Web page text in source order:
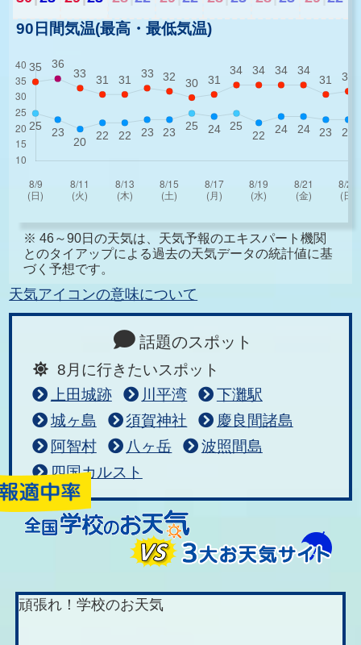
90日間気温(最高・最低気温)
※ 46～90日の天気は、天気予報のエキスパート機関
とのタイアップによる過去の天気データの統計値に基
づく予想です。
天気アイコンの意味について
話題のスポット
8月に行きたいスポット
上田城跡
川平湾
下灘駅
城ヶ島
須賀神社
慶良間諸島
阿智村
八ヶ岳
波照間島
四国カルスト
頑張れ！学校のお天気